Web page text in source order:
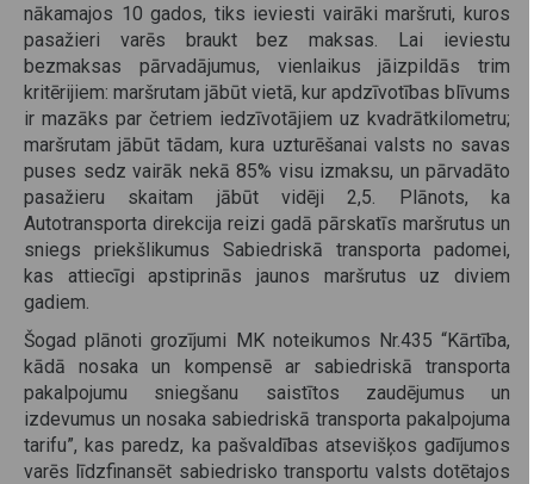
nākamajos 10 gados, tiks ieviesti vairāki maršruti, kuros
pasažieri varēs braukt bez maksas. Lai ieviestu
bezmaksas pārvadājumus, vienlaikus jāizpildās trim
kritērijiem: maršrutam jābūt vietā, kur apdzīvotības blīvums
ir mazāks par četriem iedzīvotājiem uz kvadrātkilometru;
maršrutam jābūt tādam, kura uzturēšanai valsts no savas
puses sedz vairāk nekā 85% visu izmaksu, un pārvadāto
pasažieru skaitam jābūt vidēji 2,5. Plānots, ka
Autotransporta direkcija reizi gadā pārskatīs maršrutus un
sniegs priekšlikumus Sabiedriskā transporta padomei,
kas attiecīgi apstiprinās jaunos maršrutus uz diviem
gadiem.
Šogad plānoti grozījumi MK noteikumos Nr.435 “Kārtība,
kādā nosaka un kompensē ar sabiedriskā transporta
pakalpojumu sniegšanu saistītos zaudējumus un
izdevumus un nosaka sabiedriskā transporta pakalpojuma
tarifu”, kas paredz, ka pašvaldības atsevišķos gadījumos
varēs līdzfinansēt sabiedrisko transportu valsts dotētajos